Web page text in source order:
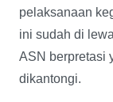
pelaksanaan
ini sudah di
ASN berpretasi
dikantongi.